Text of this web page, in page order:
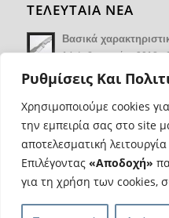
Ρυθμίσεις Και
Χρησιμοποιούμε cookies
την εμπειρία σας στο site
αποτελεσματική
Επιλέγοντας «Αποδοχή»
για τη χρήση των cookies,
ΤΕΛΕΥΤΑΙΑ ΝΕΑ
Βασικά
14 Φεβρουαρίου 2018 -